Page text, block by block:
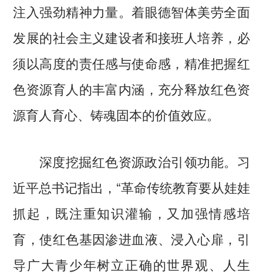
注入强劲精神力量。着眼德智体美劳全面
发展的社会主义建设者和接班人培养，必
须以高度的责任感与使命感，精准把握红
色资源育人的丰富内涵，充分释放红色资
源育人育心、铸魂固本的价值效应。
深度挖掘红色资源政治引领功能。习
近平总书记指出，“革命传统教育要从娃娃
抓起，既注重知识灌输，又加强情感培
育，使红色基因渗进血液、浸入心扉，引
导广大青少年树立正确的世界观、人生